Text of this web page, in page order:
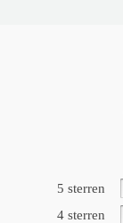
5 sterren
4 sterren